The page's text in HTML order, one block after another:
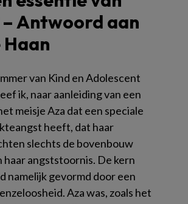
Antwoord aan
Haan
van Kind en Adolescent
ik, naar aanleiding van een
meisje Aza dat een speciale
heeft, dat haar
slechts de bovenbouw
haar angststoornis. De kern
namelijk gevormd door een
Aza was, zoals het